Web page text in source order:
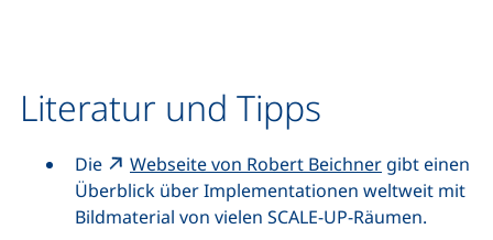
Literatur und Tipps
Die Webseite von Robert Beichner gibt einen
Überblick über Implementationen weltweit mit
Bildmaterial von vielen SCALE-UP-Räumen.